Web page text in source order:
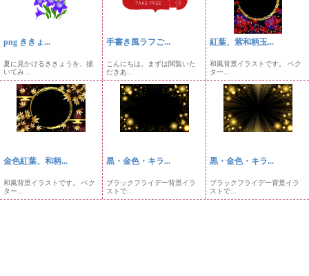
png ききょ...
夏に見かけるききょうを、描
いてみ...
手書き風ラフご...
こんにちは。まずは閲覧いた
だきあ...
紅葉、紫和柄玉...
和風背景イラストです。 ベク
ター...
金色紅葉、和柄...
和風背景イラストです。 ベク
ター...
黒・金色・キラ...
ブラックフライデー背景イラ
ストで...
黒・金色・キラ...
ブラックフライデー背景イラ
ストで...